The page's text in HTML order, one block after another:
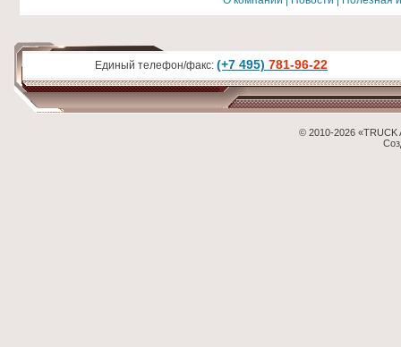
Единый телефон/факс: (+7 495) 781-96-22
© 2010-2026